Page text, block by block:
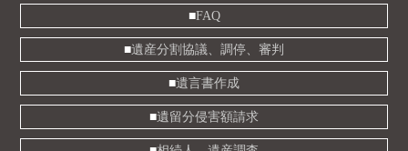
FAQ
遺産分割協議、調停、審判
遺言書作成
遺留分侵害額請求